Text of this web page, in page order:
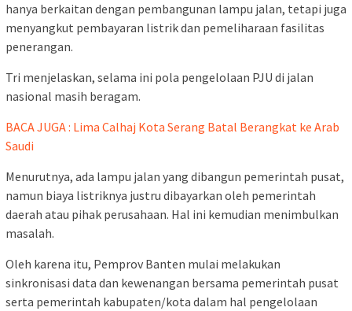
hanya berkaitan dengan pembangunan lampu jalan, tetapi juga
menyangkut pembayaran listrik dan pemeliharaan fasilitas
penerangan.
Tri menjelaskan, selama ini pola pengelolaan PJU di jalan
nasional masih beragam.
BACA JUGA : Lima Calhaj Kota Serang Batal Berangkat ke Arab
Saudi
Menurutnya, ada lampu jalan yang dibangun pemerintah pusat,
namun biaya listriknya justru dibayarkan oleh pemerintah
daerah atau pihak perusahaan. Hal ini kemudian menimbulkan
masalah.
Oleh karena itu, Pemprov Banten mulai melakukan
sinkronisasi data dan kewenangan bersama pemerintah pusat
serta pemerintah kabupaten/kota dalam hal pengelolaan